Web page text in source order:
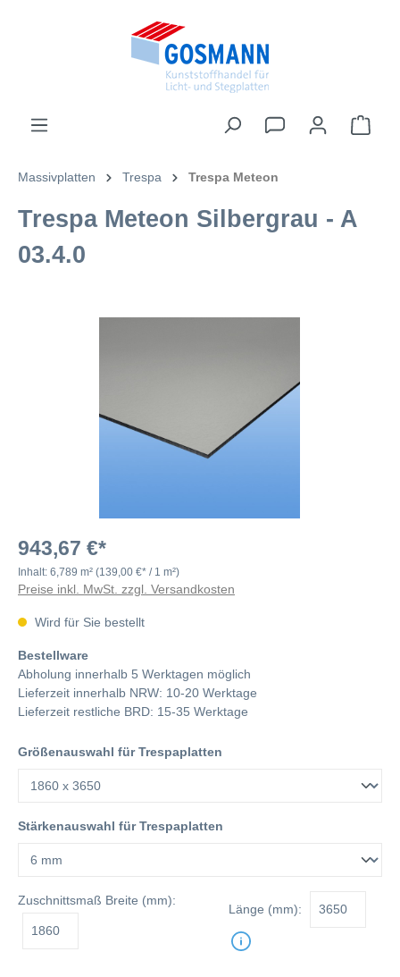
Massivplatten Trespa Trespa Meteon
Trespa Meteon Silbergrau - A
03.4.0
943,67 €*
Inhalt: 6,789 m² (139,00 €* / 1 m²)
Preise inkl. MwSt. zzgl. Versandkosten
Wird für Sie bestellt
Bestellware
Abholung innerhalb 5 Werktagen möglich
Lieferzeit innerhalb NRW: 10-20 Werktage
Lieferzeit restliche BRD: 15-35 Werktage
Größenauswahl für Trespaplatten
Stärkenauswahl für Trespaplatten
Zuschnittsmaß Breite (mm):
Länge (mm):